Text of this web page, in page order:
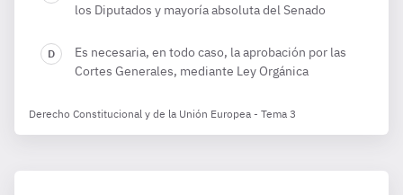
los Diputados y mayoría absoluta del Senado
Es necesaria, en todo caso, la aprobación por las
Cortes Generales, mediante Ley Orgánica
Derecho Constitucional y de la Unión Europea - Tema 3